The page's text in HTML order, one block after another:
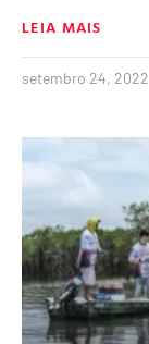
LEIA MAIS
setembro 24, 2022